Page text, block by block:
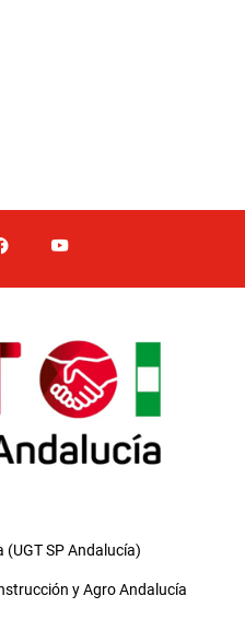
(UGT SP Andalucía)
y Agro Andalucía